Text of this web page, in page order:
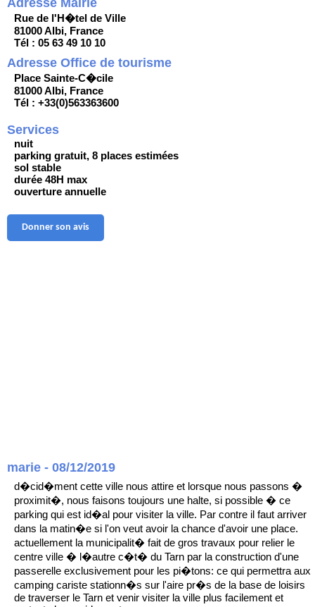
Adresse Mairie
Rue de l'H�tel de Ville
81000 Albi, France
Tél : 05 63 49 10 10
Adresse Office de tourisme
Place Sainte-C�cile
81000 Albi, France
Tél : +33(0)563363600
Services
nuit
parking gratuit, 8 places estimées
sol stable
durée 48H max
ouverture annuelle
Donner son avis
marie - 08/12/2019
d�cid�ment cette ville nous attire et lorsque nous passons �
proximit�, nous faisons toujours une halte, si possible � ce
parking qui est id�al pour visiter la ville. Par contre il faut arriver
dans la matin�e si l'on veut avoir la chance d'avoir une place.
actuellement la municipalit� fait de gros travaux pour relier le
centre ville � l�autre c�t� du Tarn par la construction d'une
passerelle exclusivement pour les pi�tons: ce qui permettra aux
camping cariste stationn�s sur l'aire pr�s de la base de loisirs
de traverser le Tarn et venir visiter la ville plus facilement et